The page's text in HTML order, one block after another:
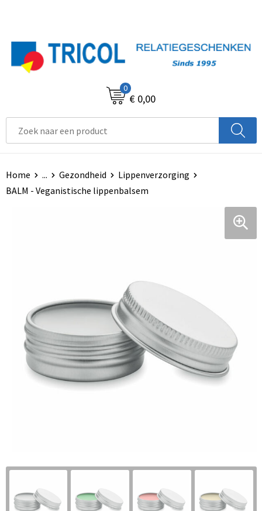
0
€ 0,00
Home ... Gezondheid
Lippenverzorging
BALM - Veganistische lippenbalsem